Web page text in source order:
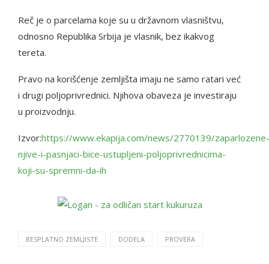
Reč je o parcelama koje su u državnom vlasništvu,
odnosno Republika Srbija je vlasnik, bez ikakvog
tereta.
Pravo na korišćenje zemljišta imaju ne samo ratari već
i drugi poljoprivrednici. Njihova obaveza je investiraju
u proizvodnju.
Izvor:https://www.ekapija.com/news/2770139/zaparlozene-
njive-i-pasnjaci-bice-ustupljeni-poljoprivrednicima-
koji-su-spremni-da-ih
BESPLATNO ZEMLJISTE DODELA PROVERA